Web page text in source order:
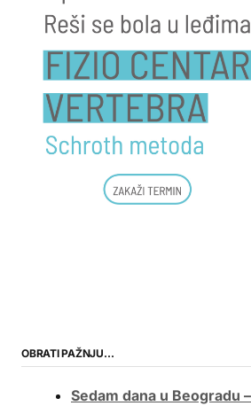
OBRATI PAŽNJU…
Sedam dana u Beogradu